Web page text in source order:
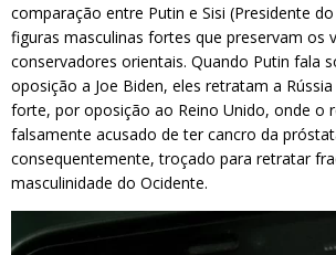
comparação entre Putin e Sisi (Presidente
figuras masculinas fortes que preservam os
conservadores orientais. Quando Putin fala
oposição a Joe Biden, eles retratam a
forte, por oposição ao Reino Unido, onde o
falsamente acusado de ter cancro da
consequentemente, troçado para retratar
masculinidade do Ocidente.